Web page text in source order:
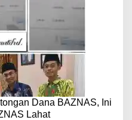
Dana BAZNAS, Ini
Lahat